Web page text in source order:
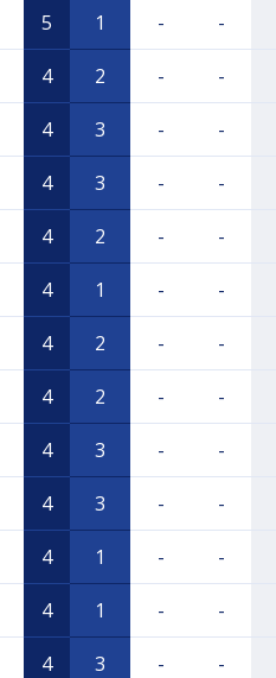
5 1 - -
4 2 - -
4 3 - -
4 3 - -
4 2 - -
4 1 - -
4 2 - -
4 2 - -
4 3 - -
4 3 - -
4 1 - -
4 1 - -
4 3 - -